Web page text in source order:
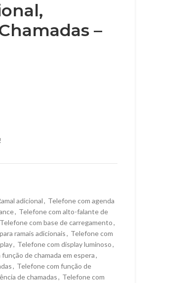
–
adicional, Telefone com agenda
, Telefone com alto-falante de
Telefone com base de carregamento,
ramais adicionais, Telefone com
, Telefone com display luminoso,
de chamada em espera,
, Telefone com função de
de chamadas, Telefone com